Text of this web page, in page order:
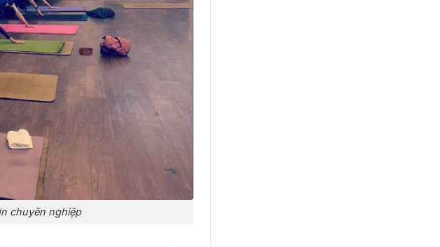
chuyên nghiệp